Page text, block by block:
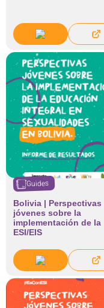
Guides
Bolivia | Perspectivas
jóvenes sobre la
implementación de la
ESI/EIS